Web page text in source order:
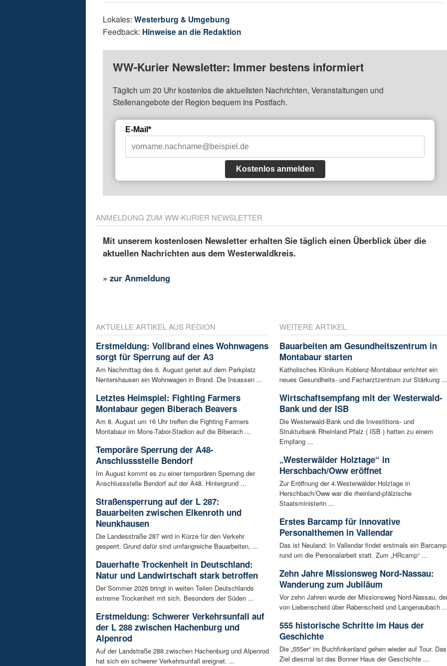
Lokales:Westerburg & Umgebung
Feedback: Hinweise an die Redaktion
WW-Kurier Newsletter: Immer bestens informiert
Täglich um 20 Uhr kostenlos die aktuellsten Nachrichten, Veranstaltungen und
Stellenangebote der Region bequem ins Postfach.
E-Mail*
Kostenlos anmelden
ANMELDUNG ZUM WW-KURIER NEWSLETTER
Mit unserem kostenlosen Newsletter erhalten Sie täglich einen Überblick über die
aktuellen Nachrichten aus dem Westerwaldkreis.
»zur Anmeldung
AKTUELLE ARTIKEL AUS REGION
Erstmeldung: Vollbrand eines Wohnwagens
sorgt für Sperrung auf der A3
Am Nachmittag des 6. August geriet auf dem Parkplatz
Nentershausen ein Wohnwagen in Brand. Die Insassen ...
Letztes Heimspiel: Fighting Farmers
Montabaur gegen Biberach Beavers
Am 8. August um 16 Uhr treffen die Fighting Farmers
Montabaur im Mons-Tabor-Stadion auf die Biberach ...
Temporäre Sperrung der A48-
Anschlussstelle Bendorf
Im August kommt es zu einer temporären Sperrung der
Anschlussstelle Bendorf auf der A48. Hintergrund ...
Straßensperrung auf der L 287:
Bauarbeiten zwischen Elkenroth und
Neunkhausen
Die Landesstraße 287 wird in Kürze für den Verkehr
gesperrt. Grund dafür sind umfangreiche Bauarbeiten, ...
Dauerhafte Trockenheit in Deutschland:
Natur und Landwirtschaft stark betroffen
Der Sommer 2026 bringt in weiten Teilen Deutschlands
extreme Trockenheit mit sich. Besonders der Süden ...
Erstmeldung: Schwerer Verkehrsunfall auf
der L 288 zwischen Hachenburg und
Alpenrod
Auf der Landstraße 288 zwischen Hachenburg und Alpenrod
hat sich ein schwerer Verkehrsunfall ereignet. ...
WEITERE ARTIKEL
Bauarbeiten am Gesundheitszentrum in
Montabaur starten
Katholisches Klinikum Koblenz-Montabaur errichtet ein
neues Gesundheits- und Facharztzentrum zur Stärkung ...
Wirtschaftsempfang mit der Westerwald-
Bank und der ISB
Die Westerwald-Bank und die Investitions- und
Strukturbank Rheinland Pfalz ( ISB ) hatten zu einem
Empfang ...
„Westerwälder Holztage“ in
Herschbach/Oww eröffnet
Zur Eröffnung der 4.Westerwälder Holztage in
Herschbach/Oww war die rheinland-pfälzische
Staatsministerin ...
Erstes Barcamp für innovative
Personalthemen in Vallendar
Das ist Neuland: In Vallendar findet erstmals ein Barcamp
rund um die Personalarbeit statt. Zum „HRcamp“ ...
Zehn Jahre Missionsweg Nord-Nassau:
Wanderung zum Jubiläum
Vor zehn Jahren wurde der Missionsweg Nord-Nassau,
von Liebenscheid über Rabenscheid und Langenaubach
555 historische Schritte im Haus der
Geschichte
Die „555er“ im Buchfinkenland gehen wieder auf Tour. Das
Ziel diesmal ist das Bonner Haus der Geschichte ...